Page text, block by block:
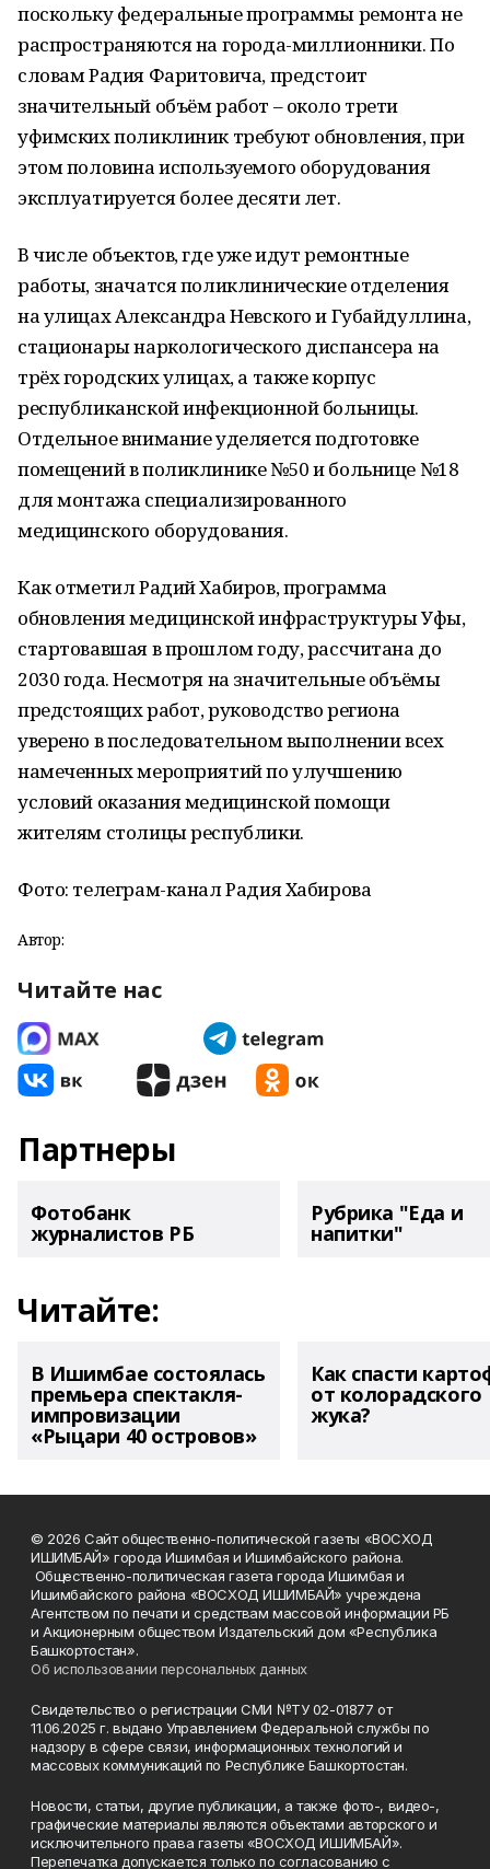
поскольку федеральные программы ремонта не
распространяются на города-миллионники. По
словам Радия Фаритовича, предстоит
значительный объём работ – около трети
уфимских поликлиник требуют обновления, при
этом половина используемого оборудования
эксплуатируется более десяти лет.
В числе объектов, где уже идут ремонтные
работы, значатся поликлинические отделения
на улицах Александра Невского и Губайдуллина,
стационары наркологического диспансера на
трёх городских улицах, а также корпус
республиканской инфекционной больницы.
Отдельное внимание уделяется подготовке
помещений в поликлинике №50 и больнице №18
для монтажа специализированного
медицинского оборудования.
Как отметил Радий Хабиров, программа
обновления медицинской инфраструктуры Уфы,
стартовавшая в прошлом году, рассчитана до
2030 года. Несмотря на значительные объёмы
предстоящих работ, руководство региона
уверено в последовательном выполнении всех
намеченных мероприятий по улучшению
условий оказания медицинской помощи
жителям столицы республики.
Фото: телеграм-канал Радия Хабирова
Автор:
Читайте нас
Партнеры
Фотобанк
журналистов РБ
Рубрика "Еда и
напитки"
Читайте:
В Ишимбае состоялась
премьера спектакля-
импровизации
«Рыцари 40 островов»
Как спасти
от колорадского
жука?
© 2026 Сайт общественно-политической газеты «ВОСХОД
ИШИМБАЙ» города Ишимбая и Ишимбайского района.
Общественно-политическая газета города Ишимбая и
Ишимбайского района «ВОСХОД ИШИМБАЙ» учреждена
Агентством по печати и средствам массовой информации РБ
и Акционерным обществом Издательский дом «Республика
Башкортостан».
Об использовании персональных данных
Свидетельство о регистрации СМИ №ТУ 02-01877 от
11.06.2025 г. выдано Управлением Федеральной службы по
надзору в сфере связи, информационных технологий и
массовых коммуникаций по Республике Башкортостан.
Новости, статьи, другие публикации, а также фото-, видео-,
графические материалы являются объектами авторского и
исключительного права газеты «ВОСХОД ИШИМБАЙ».
Перепечатка допускается только по согласованию с